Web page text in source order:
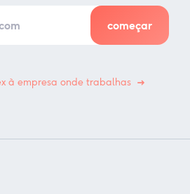
à empresa onde trabalhas